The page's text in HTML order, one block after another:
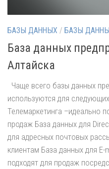
БАЗЫ ДАННЫХ / БАЗЫ
База данных
Алтайска
Чаще всего базы данных
используются для
Телемаркетинга –идеально
продаж База данных для
для адресных почтовых
клиентам База данных для
подходят для продаж